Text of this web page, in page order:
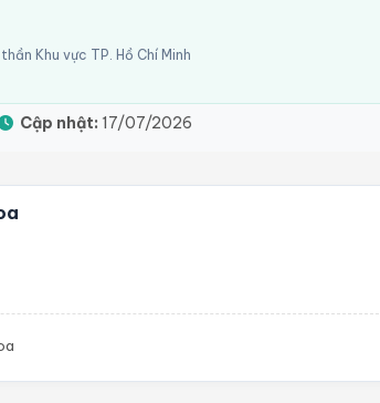
Khu vực TP. Hồ Chí Minh
Cập nhật: 17/07/2026